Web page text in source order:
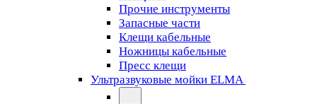
Прочие инструменты
Запасные части
Клещи кабельные
Ножницы кабельные
Пресс клещи
Ультразвуковые мойки ELMA